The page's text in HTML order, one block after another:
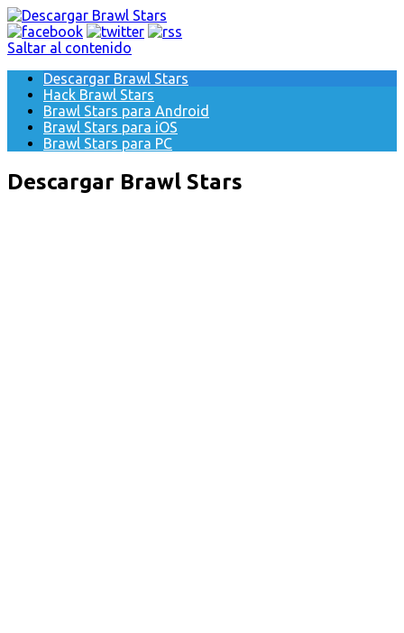
Saltar al contenido
Descargar Brawl Stars
Hack Brawl Stars
Brawl Stars para Android
Brawl Stars para iOS
Brawl Stars para PC
Descargar Brawl Stars